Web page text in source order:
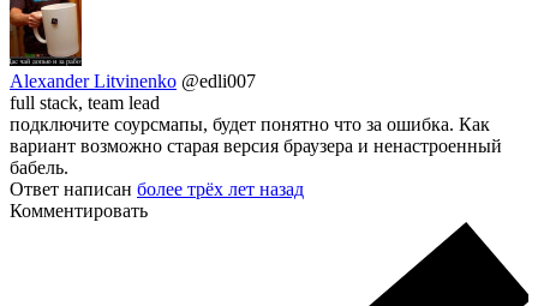
Alexander Litvinenko @edli007
full stack, team lead
подключите соурсмапы, будет понятно что за ошибка. Как
вариант возможно старая версия браузера и ненастроенный
бабель.
Ответ написан более трёх лет назад
Комментировать